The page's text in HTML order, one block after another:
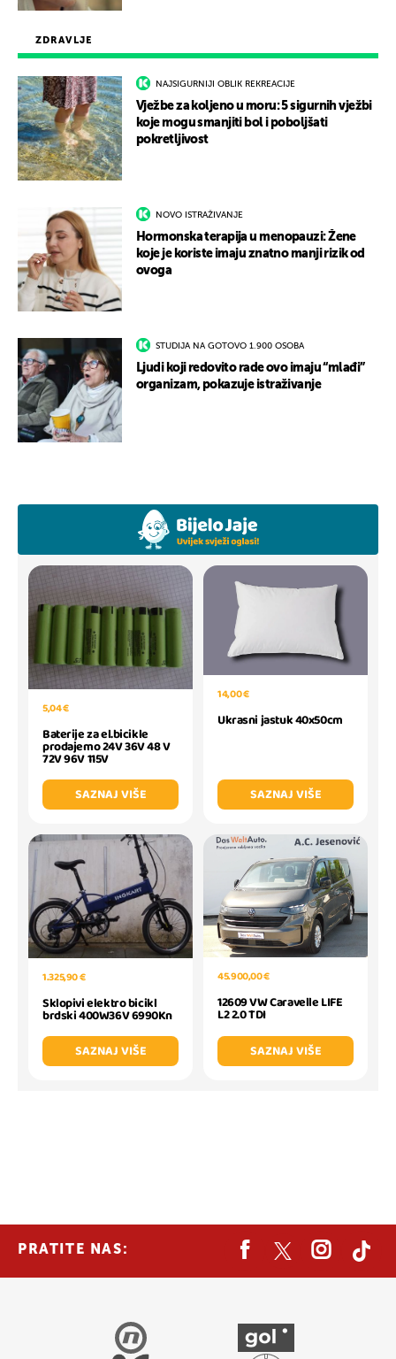
ZDRAVLJE
NAJSIGURNIJI OBLIK REKREACIJE
Vježbe za koljeno u moru: 5 sigurnih vježbi
koje mogu smanjiti bol i poboljšati
pokretljivost
NOVO ISTRAŽIVANJE
Hormonska terapija u menopauzi: Žene
koje je koriste imaju znatno manji rizik od
ovoga
STUDIJA NA GOTOVO 1.900 OSOBA
Ljudi koji redovito rade ovo imaju “mlađi”
organizam, pokazuje istraživanje
5,04 €
Baterije za el.bicikle
prodajemo 24V 36V 48 V
72V 96V 115V
SAZNAJ VIŠE
14,00 €
Ukrasni jastuk 40x50cm
SAZNAJ VIŠE
1.325,90 €
Sklopivi elektro bicikl
brdski 400W36V 6990Kn
SAZNAJ VIŠE
45.900,00 €
12609 VW Caravelle LIFE
L2 2.0 TDI
SAZNAJ VIŠE
PRATITE NAS: